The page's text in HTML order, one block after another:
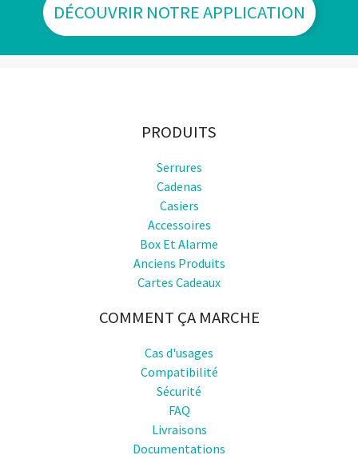
DÉCOUVRIR NOTRE APPLICATION
PRODUITS
Serrures
Cadenas
Casiers
Accessoires
Box Et Alarme
Anciens Produits
Cartes Cadeaux
COMMENT ÇA MARCHE
Cas d'usages
Compatibilité
Sécurité
FAQ
Livraisons
Documentations